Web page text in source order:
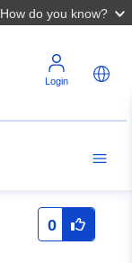
How do you know?
Login
0